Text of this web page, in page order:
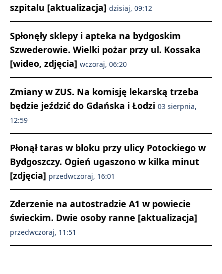
szpitalu [aktualizacja] dzisiaj, 09:12
Spłonęły sklepy i apteka na bydgoskim
Szwederowie. Wielki pożar przy ul. Kossaka
[wideo, zdjęcia] wczoraj, 06:20
Zmiany w ZUS. Na komisję lekarską trzeba
będzie jeździć do Gdańska i Łodzi 03 sierpnia,
12:59
Płonął taras w bloku przy ulicy Potockiego w
Bydgoszczy. Ogień ugaszono w kilka minut
[zdjęcia] przedwczoraj, 16:01
Zderzenie na autostradzie A1 w powiecie
świeckim. Dwie osoby ranne [aktualizacja]
przedwczoraj, 11:51